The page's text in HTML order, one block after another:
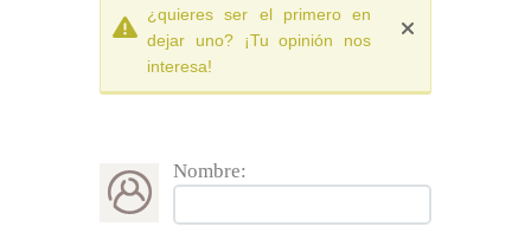
¿quieres ser el primero en
dejar uno? ¡Tu opinión nos
interesa!
Nombre: